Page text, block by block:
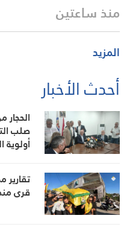
منذ ساعتين
المزيد
أحدث الأخبار
صلب
أولوية
قرى